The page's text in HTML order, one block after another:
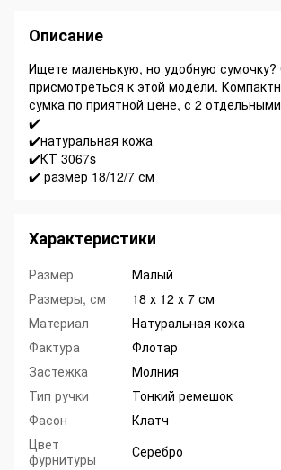
Описание
Ищете маленькую, но удобную сумочку?
присмотреться к этой модели.
сумка по приятной цене, с 2
✔️
✔️натуральная кожа
✔️КТ 3067s
✔️ размер 18/12/7 см
Характеристики
Размер
Малый
Размеры, см
18 х 12 х 7 см
Материал
Натуральная кожа
Фактура
Флотар
Застежка
Молния
Тип ручки
Тонкий ремешок
Фасон
Клатч
Цвет
фурнитуры
Серебро